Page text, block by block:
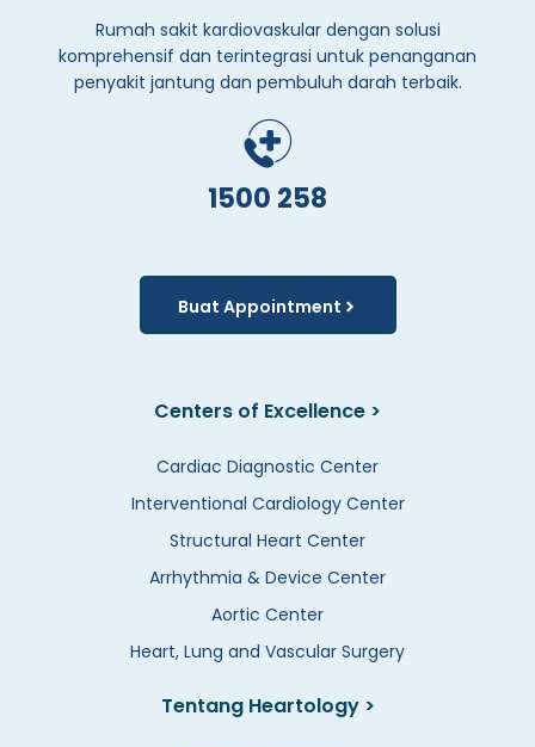
Rumah sakit kardiovaskular dengan solusi
komprehensif dan terintegrasi untuk penanganan
penyakit jantung dan pembuluh darah terbaik.
1500 258
Buat Appointment
Centers of Excellence >
Cardiac Diagnostic Center
Interventional Cardiology Center
Structural Heart Center
Arrhythmia & Device Center
Aortic Center
Heart, Lung and Vascular Surgery
Tentang Heartology >